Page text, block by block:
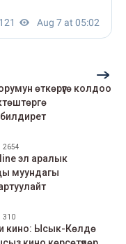
өткөрүүгө колдоо
2654
эл аралык
муундагы
310
кино: Ысык-Көлдө